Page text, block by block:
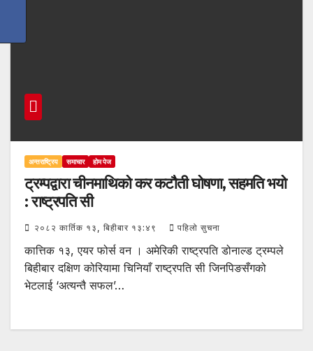
अन्तराष्ट्रिय समाचार होम पेज
ट्रम्पद्वारा चीनमाथिको कर कटौती घोषणा, सहमति भयो
: राष्ट्रपति सी
२०८२ कार्तिक १३, बिहीबार १३:४९ पहिलो सुचना
कात्तिक १३, एयर फोर्स वन । अमेरिकी राष्ट्रपति डोनाल्ड ट्रम्पले
बिहीबार दक्षिण कोरियामा चिनियाँ राष्ट्रपति सी जिनपिङसँगको
भेटलाई ‘अत्यन्तै सफल’…